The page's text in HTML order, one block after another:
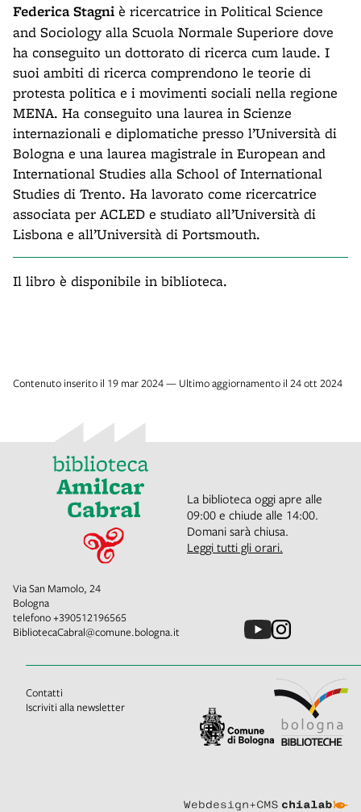
Federica Stagni è ricercatrice in Political Science
and Sociology alla Scuola Normale Superiore dove
ha conseguito un dottorato di ricerca cum laude. I
suoi ambiti di ricerca comprendono le teorie di
protesta politica e i movimenti sociali nella regione
MENA. Ha conseguito una laurea in Scienze
internazionali e diplomatiche presso l’Università di
Bologna e una laurea magistrale in European and
International Studies alla School of International
Studies di Trento. Ha lavorato come ricercatrice
associata per ACLED e studiato all’Università di
Lisbona e all’Università di Portsmouth.
Il libro è disponibile in biblioteca.
Contenuto inserito il 19 mar 2024 — Ultimo aggiornamento il 24 ott 2024
La biblioteca oggi apre alle
09:00 e chiude alle 14:00.
Domani sarà chiusa.
Leggi tutti gli orari.
Via San Mamolo, 24
Bologna
telefono+390512196565
BibliotecaCabral@comune.bologna.it
Contatti
Iscriviti alla newsletter